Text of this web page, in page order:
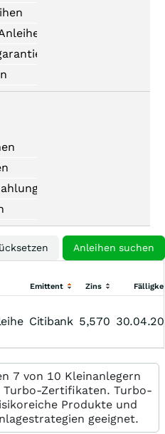
Emittent Zins
Citibank 5,570
7 von 10 Kleinanlegern
Turbo-Zertifikaten. Turbo-
Produkte und
geeignet.